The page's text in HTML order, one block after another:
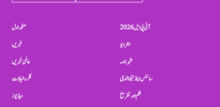
صفحہ اول
خبریں
عالمی خبریں
فکر و خیالات
ویڈیوز
آئی پی ایل 2026
انٹرویو
شہرنامہ
سائنس اینڈ ٹیکنالوجی
فلم اور تفریح